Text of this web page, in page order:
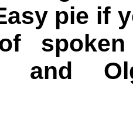
pie if
and